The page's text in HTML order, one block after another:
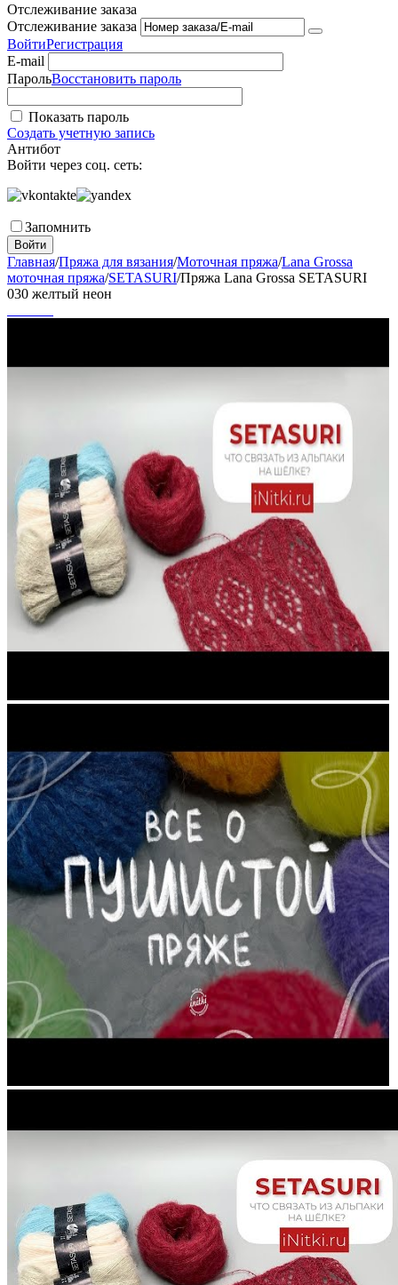
Отслеживание заказа
Отслеживание заказа
ВойтиРегистрация
E-mail
ПарольВосстановить пароль
Показать пароль
Создать учетную запись
Антибот
Войти через соц. сеть:
Запомнить
Войти
Главная/Пряжа для вязания/Моточная пряжа/Lana Grossa
моточная пряжа/SETASURI/Пряжа Lana Grossa SETASURI
030 желтый неон